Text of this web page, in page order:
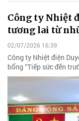
Công ty Nhiệt
tương lai từ
02/07/2026 16:39
Công ty Nhiệt điện
bổng “Tiếp sức đến